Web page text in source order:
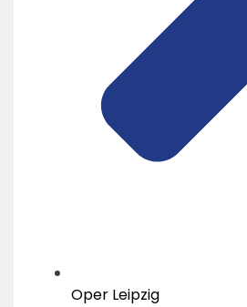
Oper Leipzig